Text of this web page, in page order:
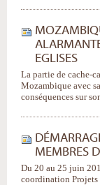
EGLISES
La partie de cache-
Mozambique avec
conséquences sur
MEMBRES
Du 20 au 25 juin
coordination Projets